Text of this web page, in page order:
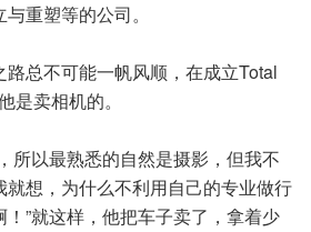
重塑等的公司。
总不可能一帆风顺，在成立Total
是卖相机的。
所以最熟悉的自然是摄影，但我不
想，为什么不利用自己的专业做行
”就这样，他把车子卖了，拿着少